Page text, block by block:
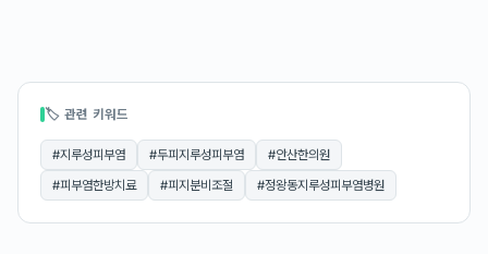
🏷 관련 키워드
#지루성피부염 #두피지루성피부염 #안산한의원
#피부염한방치료 #피지분비조절 #정왕동지루성피부염병원